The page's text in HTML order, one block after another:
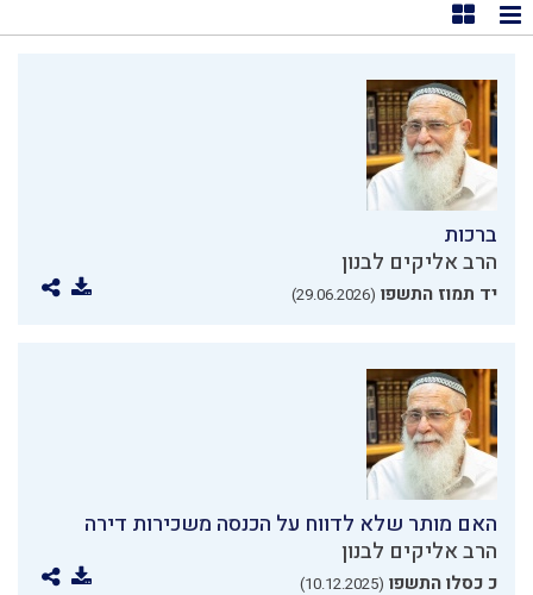
תצוגת רשימה
תצוגת קוביות
ברכות
הרב אליקים לבנון
יד תמוז התשפו (29.06.2026)
האם מותר שלא לדווח על הכנסה משכירות דירה
הרב אליקים לבנון
כ כסלו התשפו (10.12.2025)